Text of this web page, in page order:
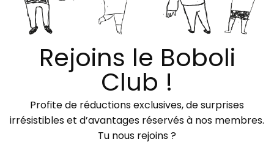
Rejoins le Boboli
Club !
Profite de réductions exclusives, de surprises
irrésistibles et d’avantages réservés à nos membres.
Tu nous rejoins ?